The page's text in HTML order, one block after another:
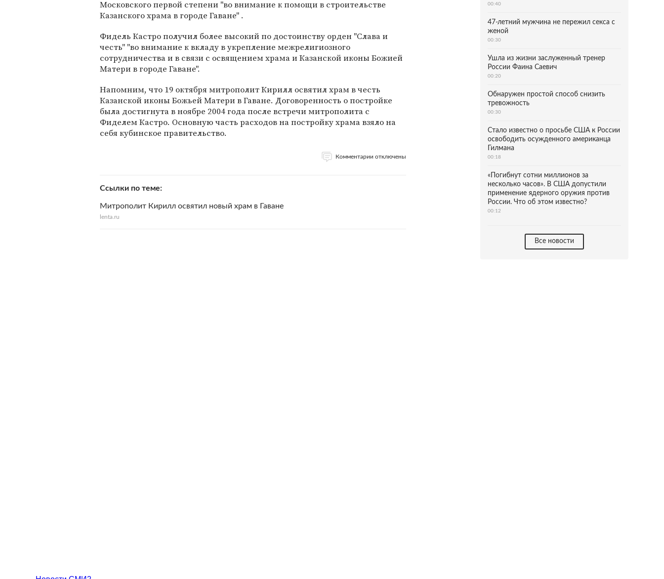
Московского первой степени "во внимание к помощи в строительстве
Казанского храма в городе Гаване" .
Фидель Кастро получил более высокий по достоинству орден "Слава и
честь" "во внимание к вкладу в укрепление межрелигиозного
сотрудничества и в связи с освящением храма и Казанской иконы Божией
Матери в городе Гаване".
Напомним, что 19 октября митрополит Кирилл освятил храм в честь
Казанской иконы Божьей Матери в Гаване. Договоренность о постройке
была достигнута в ноябре 2004 года после встречи митрополита с
Фиделем Кастро. Основную часть расходов на постройку храма взяло на
себя кубинское правительство.
Комментарии отключены
Ссылки по теме
Митрополит Кирилл освятил новый храм в Гаване
lenta.ru
00:40
47-летний мужчина не пережил секса с
женой
00:30
Ушла из жизни заслуженный тренер
России Фаина Саевич
00:20
Обнаружен простой способ снизить
тревожность
00:30
Стало известно о просьбе США к России
освободить осужденного американца
Гилмана
00:18
«Погибнут сотни миллионов за
несколько часов». В США допустили
применение ядерного оружия против
России. Что об этом известно?
00:12
Все новости